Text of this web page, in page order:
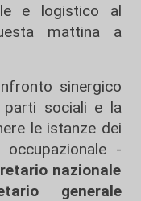
e logistico al
mattina a
sinergico
parti sociali e la
le istanze dei
-
nazionale
generale